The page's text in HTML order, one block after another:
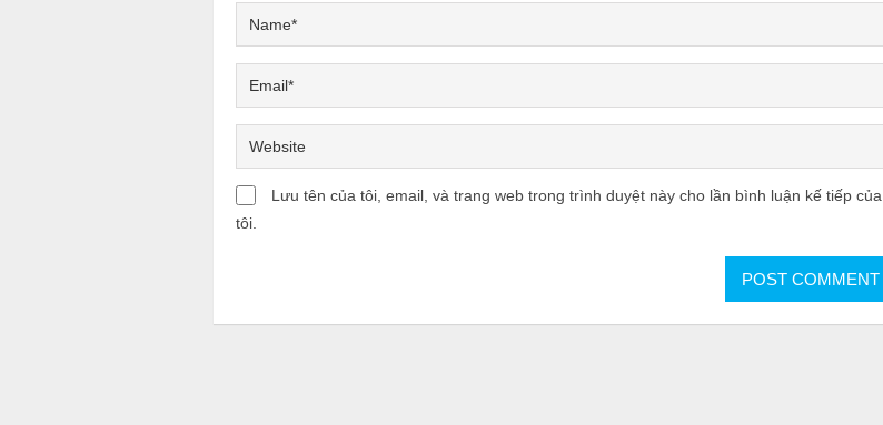
Lưu tên của tôi, email, và trang web trong trình duyệt này cho lần bình luận kế tiếp của
tôi.